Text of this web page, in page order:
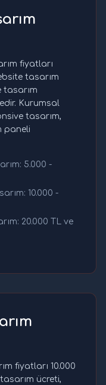
fiyatları
tasarım
tasarım
Kurumsal
tasarım,
paneli
5.000 -
10.000 -
20.000 TL ve
fiyatları 10.000
ücreti,